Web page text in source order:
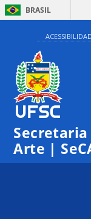
BRASIL
Arte |
0:00
1:00